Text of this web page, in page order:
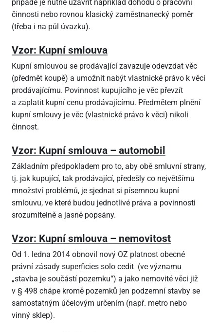
případě je nutné uzavřít například dohodu o pracovní
činnosti nebo rovnou klasický zaměstnanecký poměr
(třeba i na půl úvazku).
Vzor: Kupní smlouva
Kupní smlouvou se prodávající zavazuje odevzdat věc
(předmět koupě) a umožnit nabýt vlastnické právo k věci
prodávajícímu. Povinnost kupujícího je věc převzít
a zaplatit kupní cenu prodávajícímu. Předmětem plnění
kupní smlouvy je věc (vlastnické právo k věci) nikoli
činnost.
Vzor: Kupní smlouva – automobil
Základním předpokladem pro to, aby obě smluvní strany,
tj. jak kupující, tak prodávající, předešly co největšímu
množství problémů, je sjednat si písemnou kupní
smlouvu, ve které budou jednotlivé práva a povinnosti
srozumitelně a jasně popsány.
Vzor: Kupní smlouva – nemovitost
Od 1. ledna 2014 obnovil nový OZ platnost obecné
právní zásady superficies solo cedit (ve významu
„stavba je součástí pozemku“) a jako nemovité věci již
v § 498 chápe kromě pozemků jen podzemní stavby se
samostatným účelovým určením (např. metro nebo
vinný sklep).